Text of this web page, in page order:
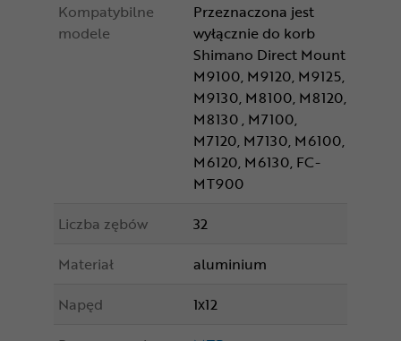
Kompatybilne
modele
Przeznaczona jest
wyłącznie do korb
Shimano Direct Mount
M9100, M9120, M9125,
M9130, M8100, M8120,
M8130 , M7100,
M7120, M7130, M6100,
M6120, M6130, FC-
MT900
Liczba zębów
32
Materiał
aluminium
Napęd
1x12